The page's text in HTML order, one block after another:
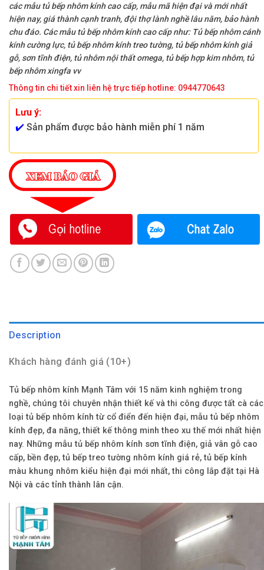
các mẫu tủ bếp nhôm kính cao cấp, mẫu mã hiện đại và mới nhất
hiện nay, giá thành cạnh tranh, đội thợ lành nghề lâu năm, bảo hành
chu đáo. Các mẫu tủ bếp nhôm kính cao cấp như: Tủ bếp nhôm cánh
kính cường lực, tủ bếp nhôm kính treo tường, tủ bếp nhôm kính giả
gỗ, sơn tĩnh điện, tủ nhôm nội thất omega, tủ bếp hợp kim nhôm, tủ
bếp nhôm xingfa vv
Thông tin chi tiết xin liên hệ trực tiếp hotline: 0944770643
Lưu ý:
✔️ Sản phẩm được bảo hành miễn phí 1 năm
Description
Khách hàng đánh giá (10+)
Tủ bếp nhôm kính Mạnh Tâm với 15 năm kinh nghiệm trong
nghề, chúng tôi chuyên nhận thiết kế và thi công được tất cà các
loại tủ bếp nhôm kính từ cổ điển đến hiện đại, mẫu tủ bếp nhôm
kính đẹp, đa năng, thiết kế thông minh theo xu thế mới nhất hiện
nay. Những mẫu tủ bếp nhôm kính sơn tĩnh điện, giả vân gỗ cao
cấp, bền đẹp, tủ bếp treo tường nhôm kính giá rẻ, tủ bếp kính
màu khung nhôm kiểu hiện đại mới nhất, thi công lắp đặt tại Hà
Nội và các tỉnh thành lân cận.